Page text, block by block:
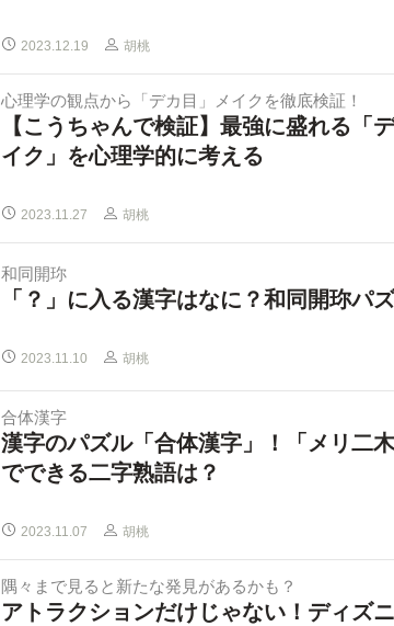
2023.12.19 胡桃
心理学の観点から「デカ目」メイクを徹底検証！
【こうちゃんで検証】最強に盛れる「
イク」を心理学的に考える
2023.11.27 胡桃
和同開珎
「？」に入る漢字はなに？和同開珎パ
2023.11.10 胡桃
合体漢字
漢字のパズル「合体漢字」！「メリ二木
でできる二字熟語は？
2023.11.07 胡桃
隅々まで見ると新たな発見があるかも？
アトラクションだけじゃない！ディズ